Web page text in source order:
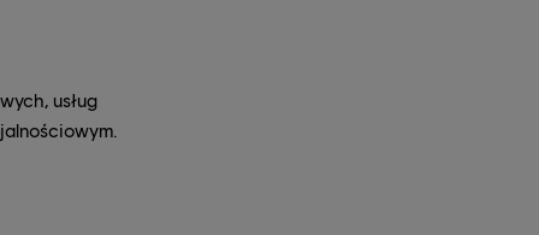
usług